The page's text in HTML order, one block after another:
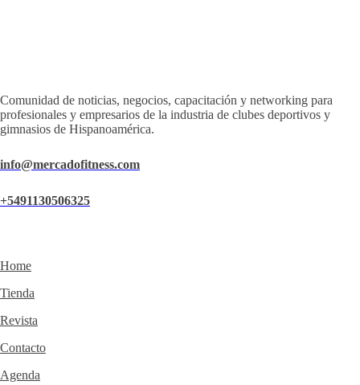
Comunidad de noticias, negocios, capacitación y networking para
profesionales y empresarios de la industria de clubes deportivos y
gimnasios de Hispanoamérica.
info@mercadofitness.com
+5491130506325
Home
Tienda
Revista
Contacto
Agenda